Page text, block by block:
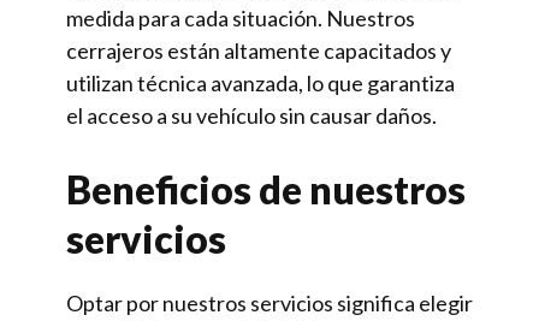
medida para cada situación. Nuestros
cerrajeros están altamente capacitados y
utilizan técnica avanzada, lo que garantiza
el acceso a su vehículo sin causar daños.
Beneficios de nuestros
servicios
Optar por nuestros servicios significa elegir